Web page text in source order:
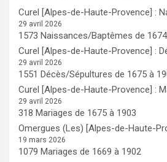
Curel [Alpes-de-Haute-Provence] :
29 avril 2026
1573 Naissances/Baptêmes de
Curel [Alpes-de-Haute-Provence] :
29 avril 2026
1551 Décès/Sépultures de 1675 à
Curel [Alpes-de-Haute-Provence] :
29 avril 2026
318 Mariages de 1675 à 1903
Omergues (Les) [Alpes-de-Haute-
19 mars 2026
1079 Mariages de 1669 à 1902